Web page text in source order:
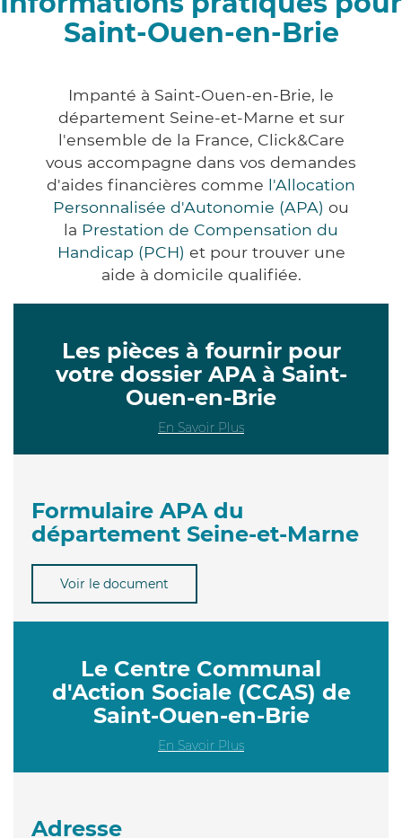
Saint-Ouen-en-Brie
Impanté à Saint-Ouen-en-Brie, le
département Seine-et-Marne et sur
l'ensemble de la France, Click&Care
vous accompagne dans vos demandes
d'aides financières comme l'Allocation
Personnalisée d'Autonomie (APA) ou
la Prestation de Compensation du
Handicap (PCH) et pour trouver une
aide à domicile qualifiée.
Les pièces à fournir pour
votre dossier APA à Saint-
Ouen-en-Brie
En Savoir Plus
Formulaire APA du
département Seine-et-Marne
Voir le document
Le Centre Communal
d'Action Sociale (CCAS) de
Saint-Ouen-en-Brie
En Savoir Plus
Adresse